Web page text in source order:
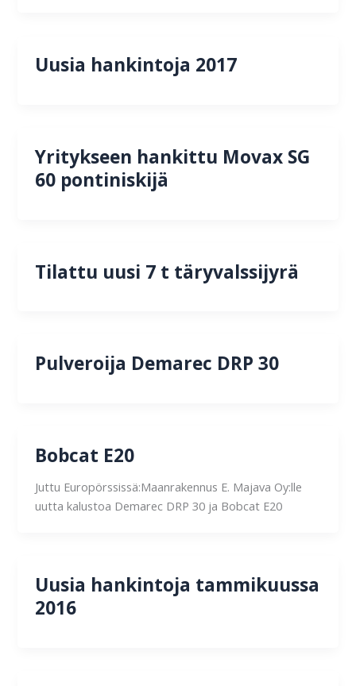
Uusia hankintoja 2017
Yritykseen hankittu Movax SG
60 pontiniskijä
Tilattu uusi 7 t täryvalssijyrä
Pulveroija Demarec DRP 30
Bobcat E20
Juttu Europörssissä:Maanrakennus E. Majava Oy:lle
uutta kalustoa Demarec DRP 30 ja Bobcat E20
Uusia hankintoja tammikuussa
2016